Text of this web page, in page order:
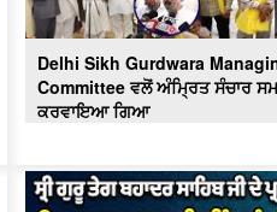
Delhi Sikh Gurdwara
Committee ਵਲੋਂ ਅੰਮ੍ਰਿਤ ਸੰਚਾਰ
ਕਰਵਾਇਆ ਗਿਆ